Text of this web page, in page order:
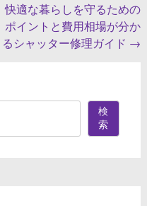
快適な暮らしを守るための
ポイントと費用相場が分か
るシャッター修理ガイド →
検
索